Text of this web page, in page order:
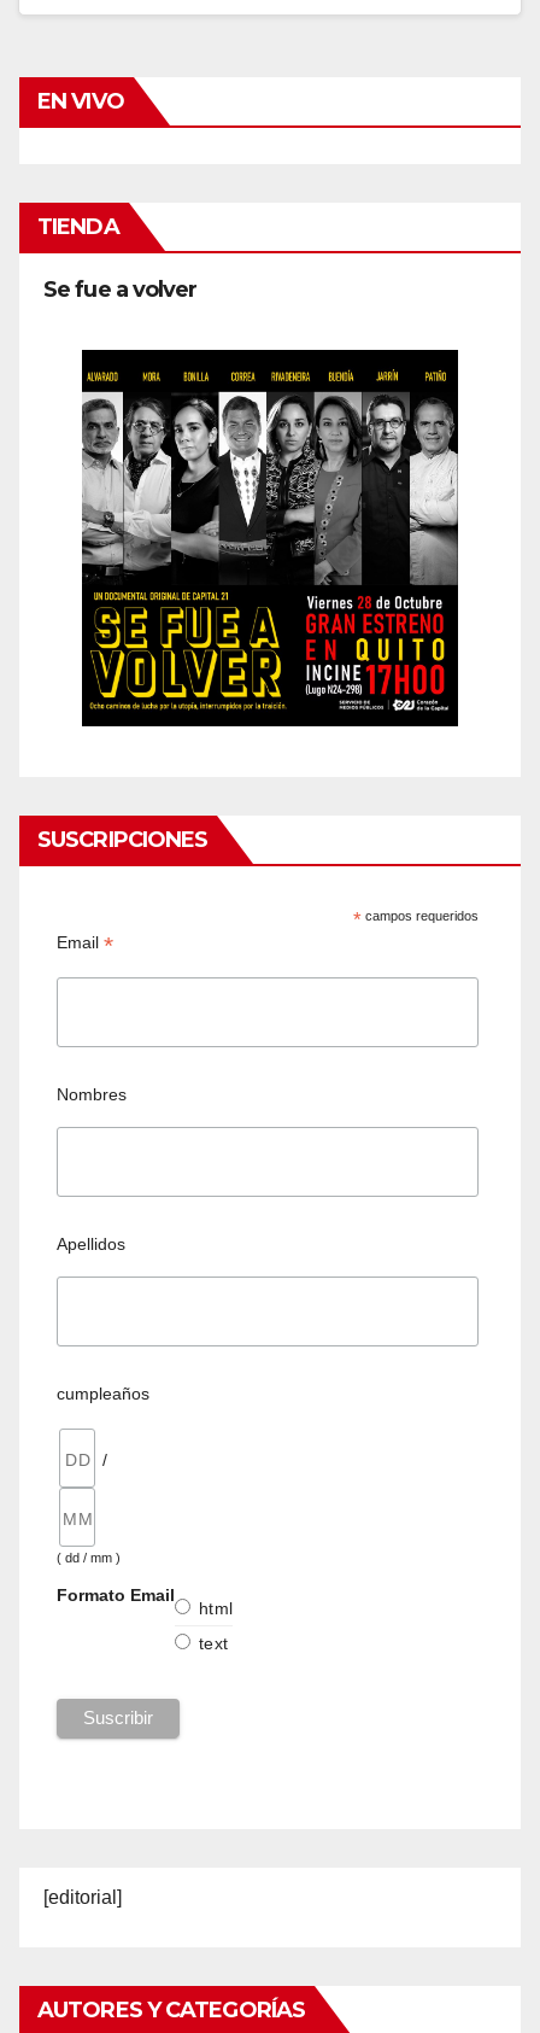
EN VIVO
TIENDA
Se fue a volver
SUSCRIPCIONES
* campos requeridos
Email*
Nombres
Apellidos
cumpleaños
/
( dd / mm )
Formato Email
html
text
[editorial]
AUTORES Y CATEGORÍAS